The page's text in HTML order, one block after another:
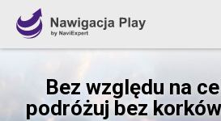
Bez względu na
podróżuj bez